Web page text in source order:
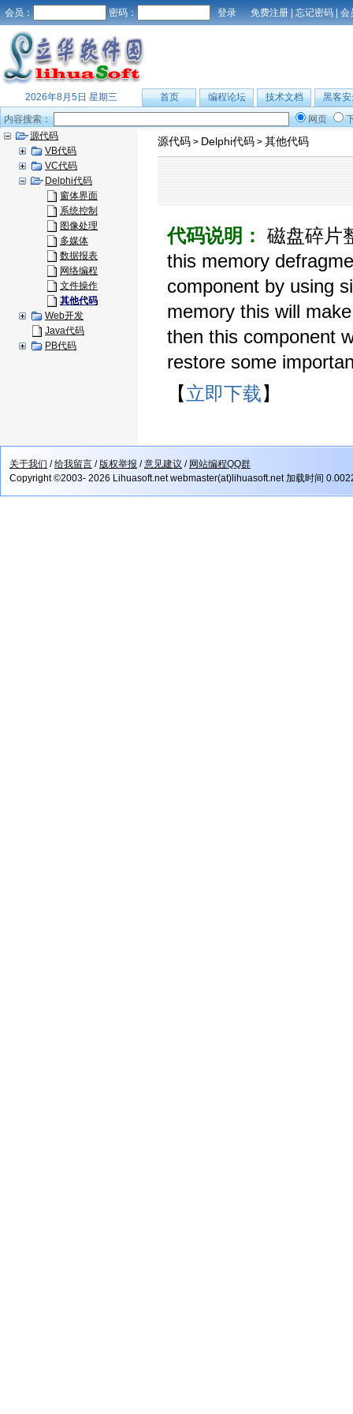
会员： 密码： 免费注册 | 忘记密码 | 会
2026年8月5日 星期三 首页 编程论坛 技术文档
黑客安
内容搜索：
网页
源代码
VB代码
VC代码
Delphi代码
窗体界面
系统控制
图像处理
多媒体
数据报表
网络编程
文件操作
其他代码
Web开发
Java代码
PB代码
源代码 > Delphi代码 > 其他代码
代码说明： 磁盘碎片
this memory
component by using
memory this will
then this component
restore some
【立即下载】
关于我们 /给我留言 /版权举报 /意见建议 / 网站编程QQ群
Copyright ©2003- 2026 Lihuasoft.net webmaster(at)lihuasoft.net 加载时间